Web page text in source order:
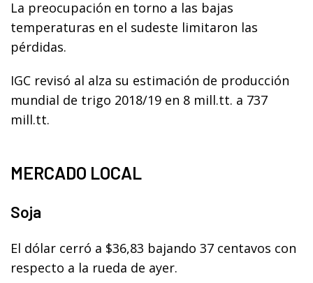
La preocupación en torno a las bajas
temperaturas en el sudeste limitaron las
pérdidas.
IGC revisó al alza su estimación de producción
mundial de trigo 2018/19 en 8 mill.tt. a 737
mill.tt.
MERCADO LOCAL
Soja
El dólar cerró a $36,83 bajando 37 centavos con
respecto a la rueda de ayer.